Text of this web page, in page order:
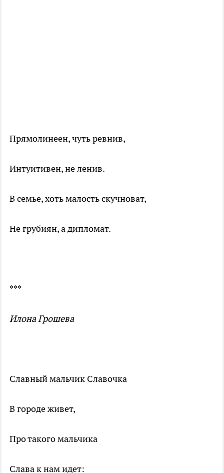
Прямолинеен, чуть ревнив,
Интуитивен, не ленив.
В семье, хоть малость скучноват,
Не грубиян, а дипломат.
***
Илона Грошева
Славный мальчик Славочка
В городе живет,
Про такого мальчика
Слава к нам идет: